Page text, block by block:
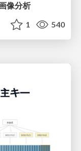
像分析
1 540